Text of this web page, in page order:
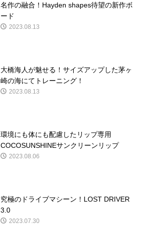
名作の融合！Hayden shapes待望の新作ボ
ード
2023.08.13
大橋海人が魅せる！サイズアップした茅ヶ
崎の海にてトレーニング！
2023.08.13
環境にも体にも配慮したリップ専用
COCOSUNSHINEサンクリーンリップ
2023.08.06
究極のドライブマシーン！LOST DRIVER
3.0
2023.07.30